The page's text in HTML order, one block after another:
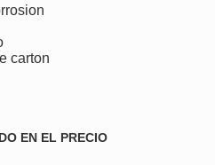
carton
EN EL PRECIO